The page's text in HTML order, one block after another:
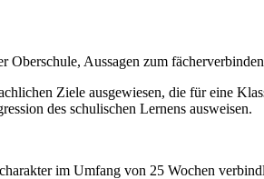
Aussagen zum
Ziele ausgewiesen, die für eine
des schulischen Lernens ausweisen.
im Umfang von 25 Wochen